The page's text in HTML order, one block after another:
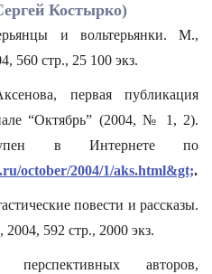
Костырко)
и вольтерьянки. М.,
560 стр., 25 100 экз.
первая публикация
“Октябрь” (2004, № 1, 2).
в Интернете по
october/2004/1/aks.html&gt;.
повести и рассказы.
592 стр., 2000 экз.
перспективных авторов,